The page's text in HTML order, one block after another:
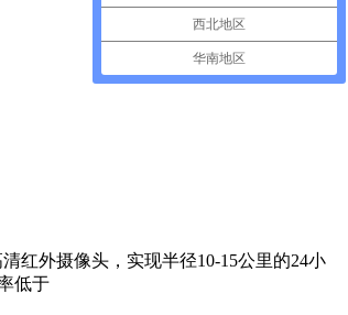
红外摄像头，实现半径10-15公里的24小
低于
西北地区
华南地区